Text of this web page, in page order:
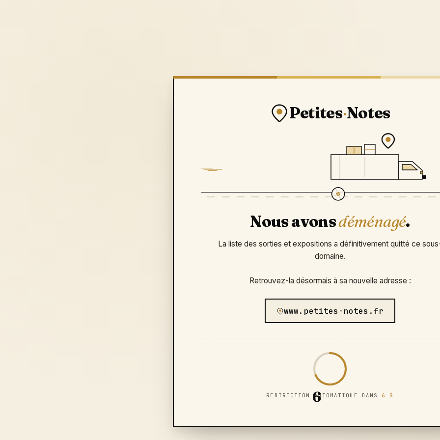
Petites·Notes
Nous avonsdéménagé.
La liste des sorties et expositions a définitivement quitté ce
domaine.
Retrouvez-la désormais à sa nouvelle adresse :
www.petites-notes.fr
6
REDIRECTION AUTOMATIQUE DANS6 S